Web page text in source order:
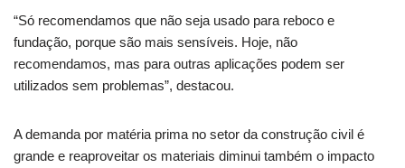
“Só recomendamos que não seja usado para reboco e
fundação, porque são mais sensíveis. Hoje, não
recomendamos, mas para outras aplicações podem ser
utilizados sem problemas”, destacou.
A demanda por matéria prima no setor da construção civil é
grande e reaproveitar os materiais diminui também o impacto